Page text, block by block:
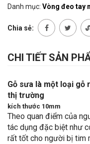
Danh mục: Vòng đeo tay
Chia sẻ:
CHI TIẾT SẢN
Gỗ sưa là một loại gỗ
thị trường
kích thước 10mm
Theo quan điểm của
tác dụng đặc biệt như
rất tốt cho người bị tim